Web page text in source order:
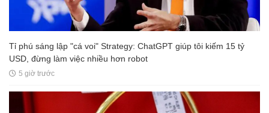
Tỉ phú sáng lập "cá voi" Strategy: ChatGPT giúp tôi kiếm 15 tỷ
USD, đừng làm việc nhiều hơn robot
5 giờ trước